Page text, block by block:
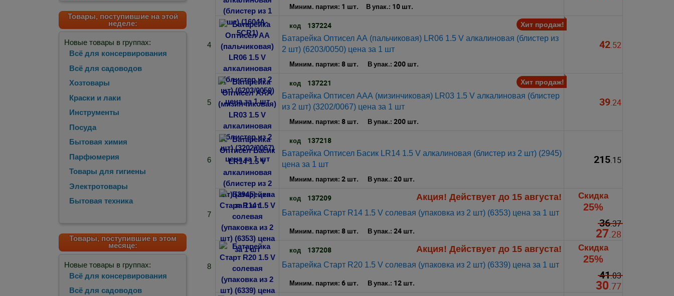
Товары, поступившие на этой
неделе:
Новые товары в группах:
Всё для консервирования
Всё для садоводов
Хозтовары
Краски и лаки
Инструменты
Посуда
Бытовая химия
Парфюмерия
Товары для гигиены
Электротовары
Бытовая техника
Товары, поступившие в этом
месяце:
Новые товары в группах:
Всё для консервирования
Всё для садоводов
Миним. партия: 1 шт. В упак.: 10 шт.
4
код 137224
Батарейка Оптисел АА (пальчиковая) LR06 1.5 V алкалиновая (блистер из
2 шт) (6203/0050) цена за 1 шт
Миним. партия: 8 шт. В упак.: 200 шт.
Хит продаж!
42.52
5
код 137221
Батарейка Оптисел ААА (мизинчиковая) LR03 1.5 V алкалиновая (блистер
из 2 шт) (3202/0067) цена за 1 шт
Миним. партия: 8 шт. В упак.: 200 шт.
Хит продаж!
39.24
6
код 137218
Батарейка Оптисел Басик LR14 1.5 V алкалиновая (блистер из 2 шт) (2945)
цена за 1 шт
Миним. партия: 2 шт. В упак.: 20 шт.
215.15
7
код 137209 Акция! Действует до 15 августа!
Батарейка Старт R14 1.5 V солевая (упаковка из 2 шт) (6353) цена за 1 шт
Миним. партия: 8 шт. В упак.: 24 шт.
Скидка
25%
36.37
27.28
8
код 137208 Акция! Действует до 15 августа!
Батарейка Старт R20 1.5 V солевая (упаковка из 2 шт) (6339) цена за 1 шт
Миним. партия: 6 шт. В упак.: 12 шт.
Скидка
25%
41.03
30.77